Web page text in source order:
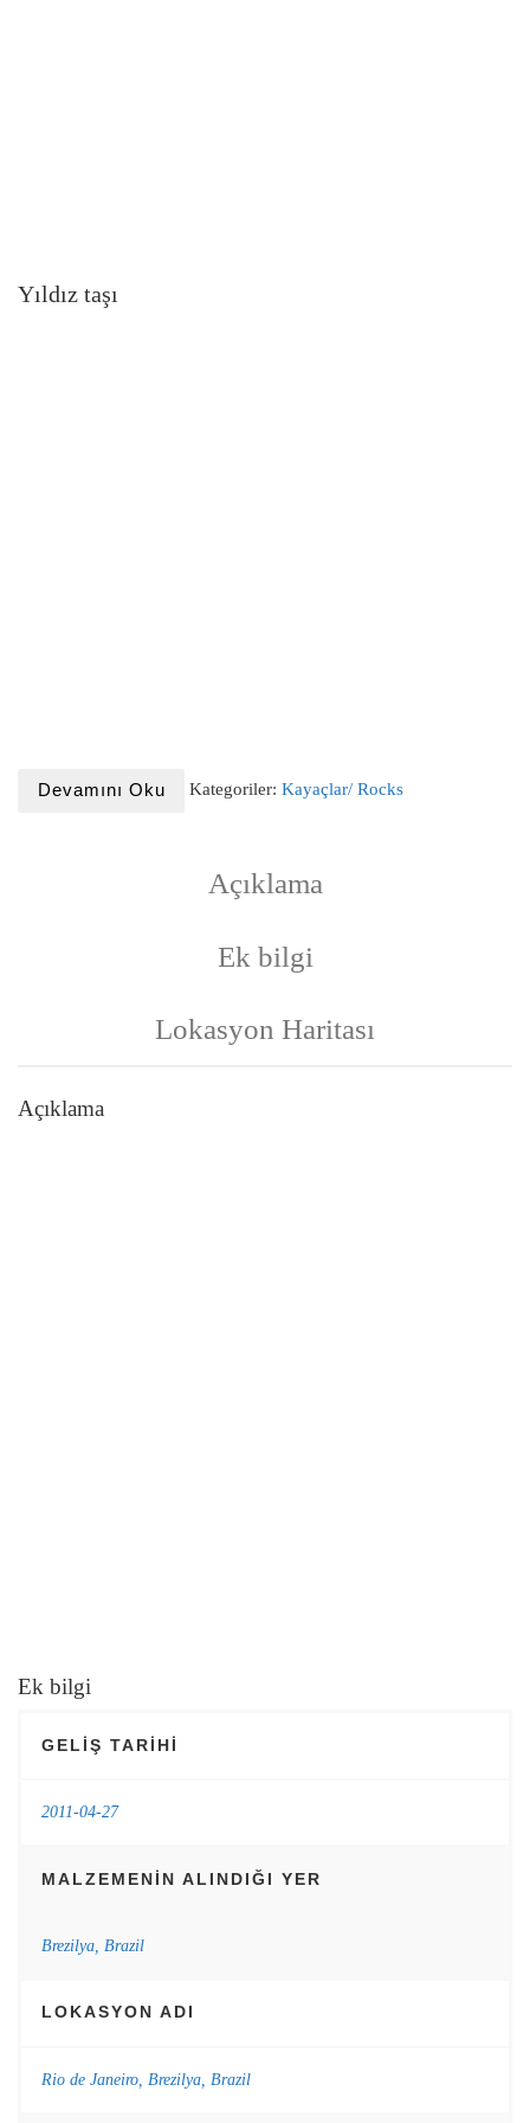
Yıldız taşı
Devamını Oku Kategoriler:Kayaçlar/ Rocks
Açıklama
Ek bilgi
Lokasyon Haritası
Açıklama
Ek bilgi
GELIŞ TARIHI
2011-04-27
MALZEMENIN ALINDIĞI YER
Brezilya, Brazil
LOKASYON ADI
Rio de Janeiro, Brezilya, Brazil